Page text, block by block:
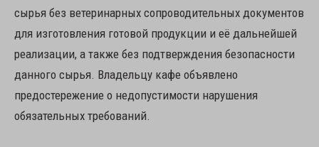
сырья без ветеринарных сопроводительных документов
для изготовления готовой продукции и её дальнейшей
реализации, а также без подтверждения безопасности
данного сырья. Владельцу кафе объявлено
предостережение о недопустимости нарушения
обязательных требований.